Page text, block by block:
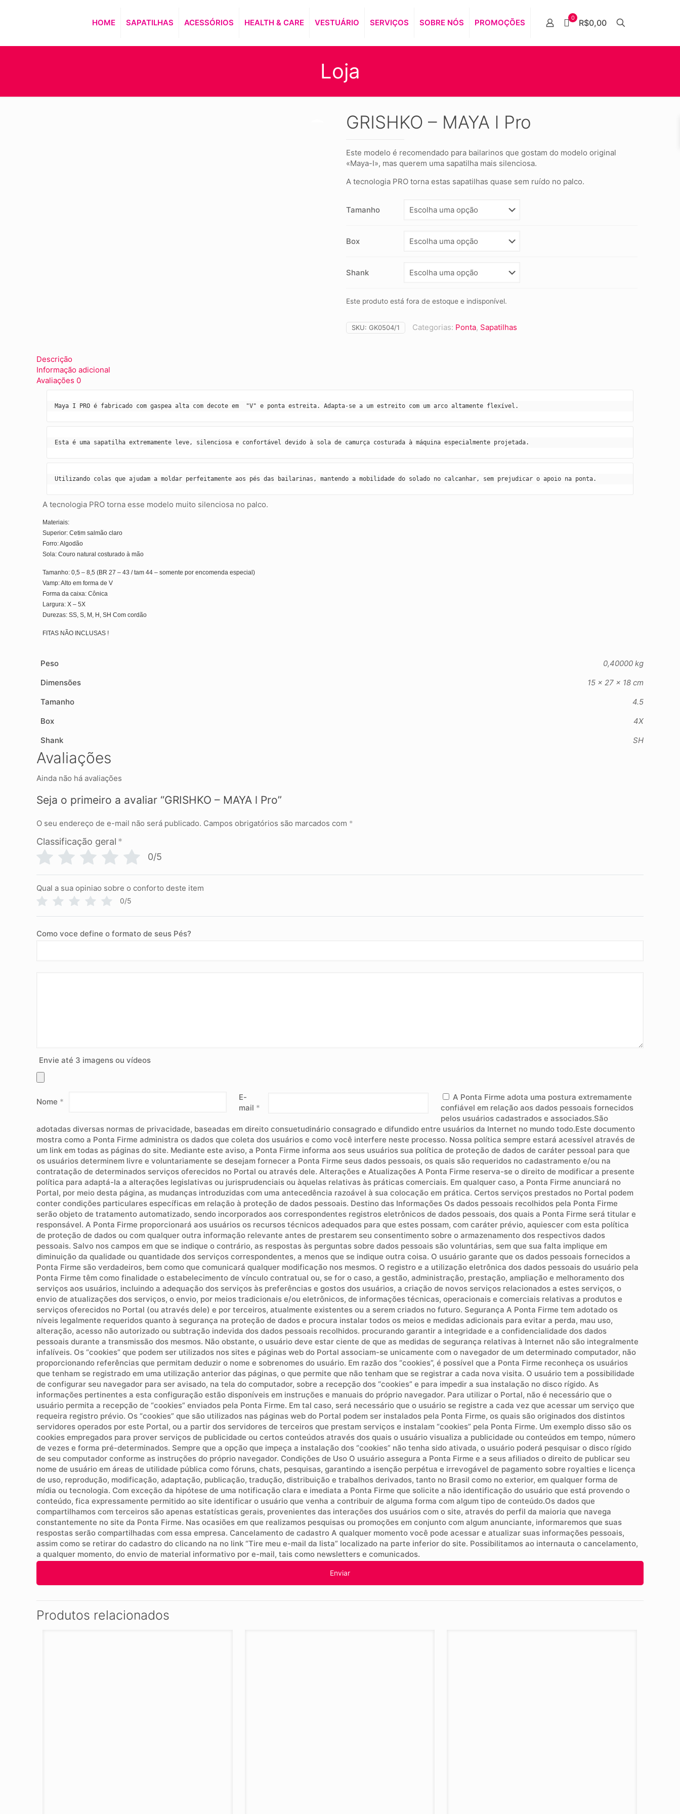
HOME SAPATILHAS ACESSÓRIOS HEALTH & CARE VESTUÁRIO SERVIÇOS SOBRE NÓS PROMOÇÕES 0 R$0,00
Loja
GRISHKO – MAYA l Pro
Este modelo é recomendado para bailarinos que gostam do modelo original
«Maya-I», mas querem uma sapatilha mais silenciosa.
A tecnologia PRO torna estas sapatilhas quase sem ruído no palco.
Tamanho
Box
Shank
Este produto está fora de estoque e indisponível.
SKU: GK0504/1 Categorias: Ponta, Sapatilhas
Descrição
Informação adicional
Avaliações 0
Maya I PRO é fabricado com gaspea alta com decote em  "V" e ponta estreita. Adapta-se a um estreito com um arco altamente flexível.
Esta é uma sapatilha extremamente leve, silenciosa e confortável devido à sola de camurça costurada à máquina especialmente projetada.
Utilizando colas que ajudam a moldar perfeitamente aos pés das bailarinas, mantendo a mobilidade do solado no calcanhar, sem prejudicar o apoio na ponta.
A tecnologia PRO torna esse modelo muito silenciosa no palco.
Materiais:
Superior: Cetim salmão claro
Forro: Algodão
Sola: Couro natural costurado à mão
Tamanho: 0,5 – 8,5 (BR 27 – 43 / tam 44 – somente por encomenda especial)
Vamp: Alto em forma de V
Forma da caixa: Cônica
Largura: X – 5X
Durezas: SS, S, M, H, SH Com cordão
FITAS NÃO INCLUSAS !
Peso
0,40000 kg
Dimensões
15 × 27 × 18 cm
Tamanho
4.5
Box
4X
Shank
SH
Avaliações
Ainda não há avaliações
Seja o primeiro a avaliar “GRISHKO – MAYA l Pro”
O seu endereço de e-mail não será publicado. Campos obrigatórios são marcados com *
Classificação geral *
0/5
Qual a sua opiniao sobre o conforto deste item
0/5
Como voce define o formato de seus Pés?
Envie até 3 imagens ou vídeos
Nome *
E-
mail *
A Ponta Firme adota uma postura extremamente
confiável em relação aos dados pessoais fornecidos
pelos usuários cadastrados e associados.São
adotadas diversas normas de privacidade, baseadas em direito consuetudinário consagrado e difundido entre usuários da Internet no mundo todo.Este documento
mostra como a Ponta Firme administra os dados que coleta dos usuários e como você interfere neste processo. Nossa política sempre estará acessível através de
um link em todas as páginas do site. Mediante este aviso, a Ponta Firme informa aos seus usuários sua política de proteção de dados de caráter pessoal para que
os usuários determinem livre e voluntariamente se desejam fornecer a Ponta Firme seus dados pessoais, os quais são requeridos no cadastramento e/ou na
contratação de determinados serviços oferecidos no Portal ou através dele. Alterações e Atualizações A Ponta Firme reserva-se o direito de modificar a presente
política para adaptá-la a alterações legislativas ou jurisprudenciais ou àquelas relativas às práticas comerciais. Em qualquer caso, a Ponta Firme anunciará no
Portal, por meio desta página, as mudanças introduzidas com uma antecedência razoável à sua colocação em prática. Certos serviços prestados no Portal podem
conter condições particulares específicas em relação à proteção de dados pessoais. Destino das Informações Os dados pessoais recolhidos pela Ponta Firme
serão objeto de tratamento automatizado, sendo incorporados aos correspondentes registros eletrônicos de dados pessoais, dos quais a Ponta Firme será titular e
responsável. A Ponta Firme proporcionará aos usuários os recursos técnicos adequados para que estes possam, com caráter prévio, aquiescer com esta política
de proteção de dados ou com qualquer outra informação relevante antes de prestarem seu consentimento sobre o armazenamento dos respectivos dados
pessoais. Salvo nos campos em que se indique o contrário, as respostas às perguntas sobre dados pessoais são voluntárias, sem que sua falta implique em
diminuição da qualidade ou quantidade dos serviços correspondentes, a menos que se indique outra coisa. O usuário garante que os dados pessoais fornecidos a
Ponta Firme são verdadeiros, bem como que comunicará qualquer modificação nos mesmos. O registro e a utilização eletrônica dos dados pessoais do usuário pela
Ponta Firme têm como finalidade o estabelecimento de vínculo contratual ou, se for o caso, a gestão, administração, prestação, ampliação e melhoramento dos
serviços aos usuários, incluindo a adequação dos serviços às preferências e gostos dos usuários, a criação de novos serviços relacionados a estes serviços, o
envio de atualizações dos serviços, o envio, por meios tradicionais e/ou eletrônicos, de informações técnicas, operacionais e comerciais relativas a produtos e
serviços oferecidos no Portal (ou através dele) e por terceiros, atualmente existentes ou a serem criados no futuro. Segurança A Ponta Firme tem adotado os
níveis legalmente requeridos quanto à segurança na proteção de dados e procura instalar todos os meios e medidas adicionais para evitar a perda, mau uso,
alteração, acesso não autorizado ou subtração indevida dos dados pessoais recolhidos. procurando garantir a integridade e a confidencialidade dos dados
pessoais durante a transmissão dos mesmos. Não obstante, o usuário deve estar ciente de que as medidas de segurança relativas à Internet não são integralmente
infalíveis. Os “cookies” que podem ser utilizados nos sites e páginas web do Portal associam-se unicamente com o navegador de um determinado computador, não
proporcionando referências que permitam deduzir o nome e sobrenomes do usuário. Em razão dos “cookies”, é possível que a Ponta Firme reconheça os usuários
que tenham se registrado em uma utilização anterior das páginas, o que permite que não tenham que se registrar a cada nova visita. O usuário tem a possibilidade
de configurar seu navegador para ser avisado, na tela do computador, sobre a recepção dos “cookies” e para impedir a sua instalação no disco rígido. As
informações pertinentes a esta configuração estão disponíveis em instruções e manuais do próprio navegador. Para utilizar o Portal, não é necessário que o
usuário permita a recepção de “cookies” enviados pela Ponta Firme. Em tal caso, será necessário que o usuário se registre a cada vez que acessar um serviço que
requeira registro prévio. Os “cookies” que são utilizados nas páginas web do Portal podem ser instalados pela Ponta Firme, os quais são originados dos distintos
servidores operados por este Portal, ou a partir dos servidores de terceiros que prestam serviços e instalam “cookies” pela Ponta Firme. Um exemplo disso são os
cookies empregados para prover serviços de publicidade ou certos conteúdos através dos quais o usuário visualiza a publicidade ou conteúdos em tempo, número
de vezes e forma pré-determinados. Sempre que a opção que impeça a instalação dos “cookies” não tenha sido ativada, o usuário poderá pesquisar o disco rígido
de seu computador conforme as instruções do próprio navegador. Condições de Uso O usuário assegura a Ponta Firme e a seus afiliados o direito de publicar seu
nome de usuário em áreas de utilidade pública como fóruns, chats, pesquisas, garantindo a isenção perpétua e irrevogável de pagamento sobre royalties e licença
de uso, reprodução, modificação, adaptação, publicação, tradução, distribuição e trabalhos derivados, tanto no Brasil como no exterior, em qualquer forma de
mídia ou tecnologia. Com exceção da hipótese de uma notificação clara e imediata a Ponta Firme que solicite a não identificação do usuário que está provendo o
conteúdo, fica expressamente permitido ao site identificar o usuário que venha a contribuir de alguma forma com algum tipo de conteúdo.Os dados que
compartilhamos com terceiros são apenas estatísticas gerais, provenientes das interações dos usuários com o site, através do perfil da maioria que navega
constantemente no site da Ponta Firme. Nas ocasiões em que realizamos pesquisas ou promoções em conjunto com algum anunciante, informaremos que suas
respostas serão compartilhadas com essa empresa. Cancelamento de cadastro A qualquer momento você pode acessar e atualizar suas informações pessoais,
assim como se retirar do cadastro do clicando na no link “Tire meu e-mail da lista” localizado na parte inferior do site. Possibilitamos ao internauta o cancelamento,
a qualquer momento, do envio de material informativo por e-mail, tais como newsletters e comunicados.
Produtos relacionados